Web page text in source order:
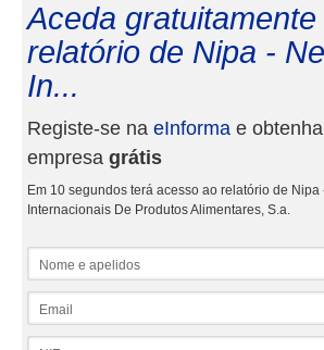
Aceda gratuitamente
relatório de Nipa -
In...
Registe-se na eInforma e obtenha
empresa grátis
Em 10 segundos terá acesso ao relatório de Nipa
Internacionais De Produtos Alimentares, S.a.